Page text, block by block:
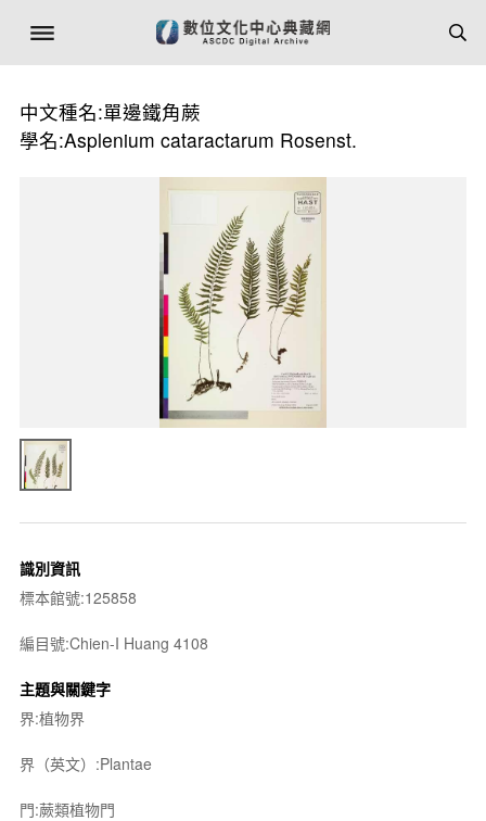
中文種名:單邊鐵角蕨
學名:Asplenium cataractarum Rosenst.
識別資訊
標本館號:125858
編目號:Chien-I Huang 4108
主題與關鍵字
界:植物界
界（英文）:Plantae
門:蕨類植物門